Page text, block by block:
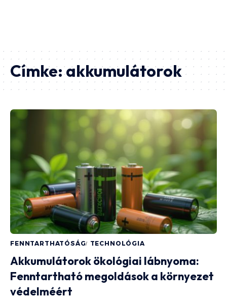
Címke:akkumulátorok
FENNTARTHATÓSÁG TECHNOLÓGIA
Akkumulátorok ökológiai lábnyoma:
Fenntartható megoldások a környezet
védelméért